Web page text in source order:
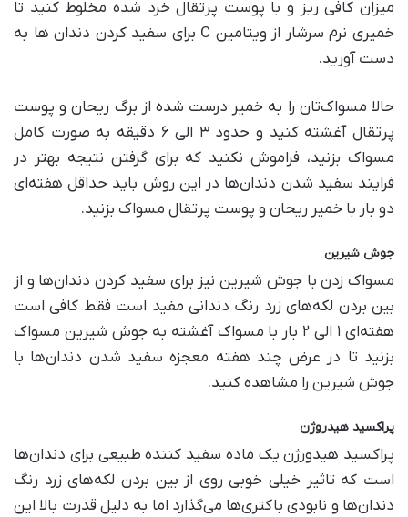
میزان کافی ریز و با پوست پرتقال خرد شده مخلوط کنید تا
خمیری نرم سرشار از ویتامین C برای سفید کردن دندان‌ ها به
دست آورید.
حالا مسواک‌تان را به خمیر درست شده از برگ ریحان و پوست
پرتقال آغشته کنید و حدود ۳ الی ۶ دقیقه به صورت کامل
مسواک بزنید، فراموش نکنید که برای گرفتن نتیجه بهتر در
فرایند سفید شدن دندان‌ها در این روش باید حداقل هفته‌ای
دو بار با خمیر ریحان و پوست پرتقال مسواک بزنید.
جوش شیرین
مسواک زدن با جوش شیرین نیز برای سفید کردن دندان‌ها و از
بین بردن لکه‌های زرد رنگ دندانی مفید است فقط کافی است
هفته‌ای ۱ الی ۲ بار با مسواک آغشته به جوش شیرین مسواک
بزنید تا در عرض چند هفته معجزه سفید شدن دندان‌ها با
جوش شیرین را مشاهده کنید.
پراکسید هیدروژن
پراکسید هیدورژن یک ماده سفید کننده طبیعی برای دندان‌ها
است که تاثیر خیلی خوبی روی از بین بردن لکه‌های زرد رنگ
دندان‌ها و نابودی باکتری‌ها می‌گذارد اما به دلیل قدرت بالا این